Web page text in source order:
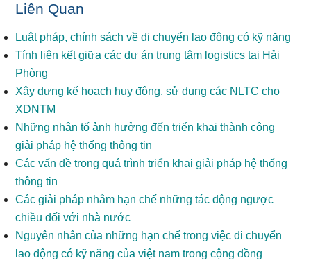
Liên Quan
Luật pháp, chính sách về di chuyển lao động có kỹ năng
Tính liên kết giữa các dự án trung tâm logistics tại Hải
Phòng
Xây dựng kế hoạch huy động, sử dụng các NLTC cho
XDNTM
Những nhân tố ảnh hưởng đến triển khai thành công
giải pháp hệ thống thông tin
Các vấn đề trong quá trình triển khai giải pháp hệ thống
thông tin
Các giải pháp nhằm hạn chế những tác động ngược
chiều đối với nhà nước
Nguyên nhân của những hạn chế trong việc di chuyển
lao động có kỹ năng của việt nam trong cộng đồng